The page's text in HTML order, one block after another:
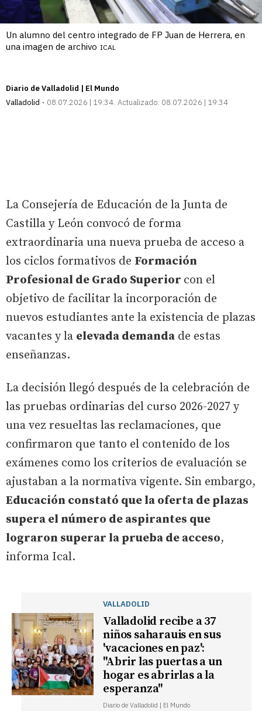
Un alumno del centro integrado de FP Juan de Herrera, en
una imagen de archivo ICAL
Diario de Valladolid | El Mundo
Valladolid
08.07.2026 | 19:34 Actualizado: 08.07.2026 | 19:34
La Consejería de Educación de la Junta de
Castilla y León convocó de forma
extraordinaria una nueva prueba de acceso a
los ciclos formativos de Formación
Profesional de Grado Superior con el
objetivo de facilitar la incorporación de
nuevos estudiantes ante la existencia de plazas
vacantes y la elevada demanda de estas
enseñanzas.
La decisión llegó después de la celebración de
las pruebas ordinarias del curso 2026-2027 y
una vez resueltas las reclamaciones, que
confirmaron que tanto el contenido de los
exámenes como los criterios de evaluación se
ajustaban a la normativa vigente. Sin embargo,
Educación constató que la oferta de plazas
supera el número de aspirantes que
lograron superar la prueba de acceso,
informa Ical.
VALLADOLID
Valladolid recibe a 37
niños saharauis en sus
'vacaciones en paz':
"Abrir las puertas a un
hogar es abrirlas a la
esperanza"
Diario de Valladolid | El Mundo